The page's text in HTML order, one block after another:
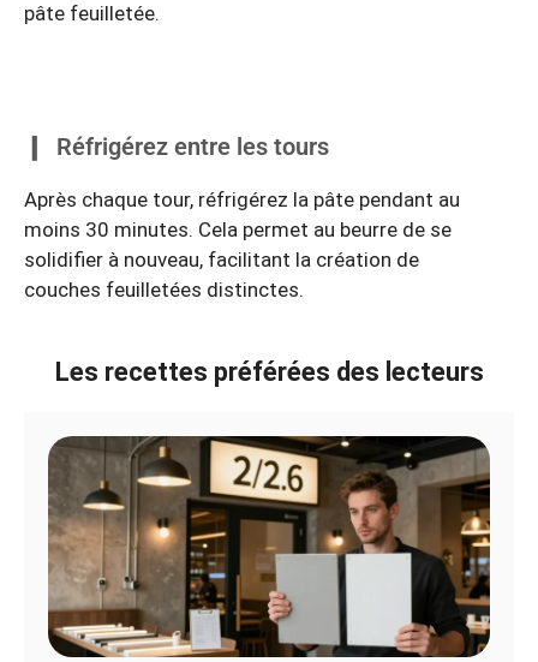
pâte feuilletée.
Réfrigérez entre les tours
Après chaque tour, réfrigérez la pâte pendant au
moins 30 minutes. Cela permet au beurre de se
solidifier à nouveau, facilitant la création de
couches feuilletées distinctes.
Les recettes préférées des lecteurs